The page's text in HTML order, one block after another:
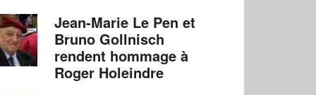
Jean-Marie Le Pen et
Bruno Gollnisch
rendent hommage à
Roger Holeindre